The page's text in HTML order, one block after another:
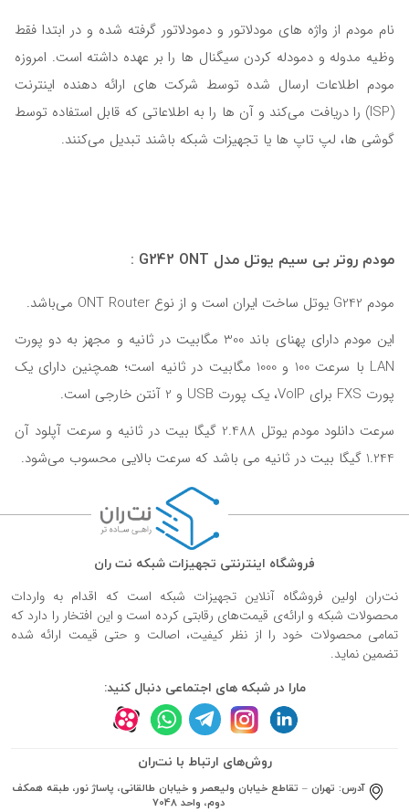
نام مودم از واژه های مودلاتور و دمودلاتور گرفته شده و در ابتدا فقط
وظیه مدوله و دمودله کردن سیگنال ها را بر عهده داشته است. امروزه
مودم اطلاعات ارسال شده توسط شرکت های ارائه دهنده اینترنت
(ISP) را دریافت می‌کند و آن ها را به اطلاعاتی که قابل استفاده توسط
گوشی ها، لپ تاپ ها یا تجهیزات شبکه باشند تبدیل می‌کنند.
مودم روتر بی سیم یوتل مدل G242 ONT :
مودم G242 یوتل ساخت ایران است و از نوع ONT Router می‌باشد.
این مودم دارای پهنای باند 300 مگابیت در ثانیه و مجهز به دو پورت
LAN با سرعت 100 و 1000 مگابیت در ثانیه است؛ همچنین دارای یک
پورت FXS برای VoIP، یک پورت USB و 2 آنتن خارجی است.
سرعت دانلود مودم یوتل 2.488 گیگا بیت در ثانیه و سرعت آپلود آن
1.244 گیگا بیت در ثانیه می باشد که سرعت بالایی محسوب می‎‌شود.
فروشگاه اینترنتی تجهیزات شبکه نت ران
نت‌ران اولین فروشگاه آنلاین تجهیزات شبکه است که اقدام به واردات
محصولات شبکه و ارائه‌ی قیمت‌های رقابتی کرده است و این افتخار را دارد که
تمامی محصولات خود را از نظر کیفیت، اصالت و حتی قیمت ارائه شده
تضمین نماید.
مارا در شبکه های اجتماعی دنبال کنید:
روش‌های ارتباط با نت‌ران
آدرس: تهران – تقاطع خیابان ولیعصر و خیابان طالقانی، پاساژ نور، طبقه همکف
دوم، واحد 7048